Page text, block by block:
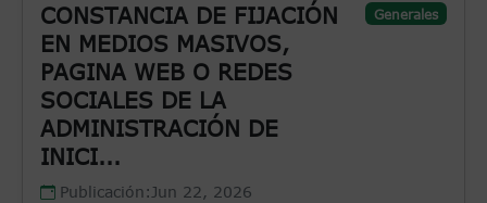
CONSTANCIA DE FIJACIÓN
EN MEDIOS MASIVOS,
PAGINA WEB O REDES
SOCIALES DE LA
ADMINISTRACIÓN DE
INICI...
Generales
Publicación: Jun 22, 2026